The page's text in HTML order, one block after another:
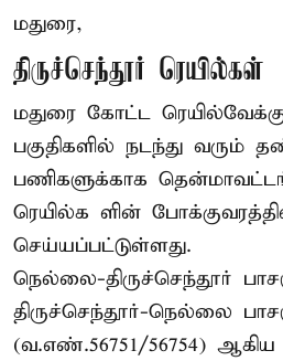
மதுரை,
திருச்செந்தூர் ரெயில்கள்
மதுரை கோட்ட
பகுதிகளில் நடந்து வரும்
பணிகளுக்காக
ரெயில்க ளின்
செய்யப்பட்டுள்ளது.
நெல்லை-திருச்செந்தூர்
திருச்செந்தூர்-நெல்லை
(வ.எண்.56751/56754)